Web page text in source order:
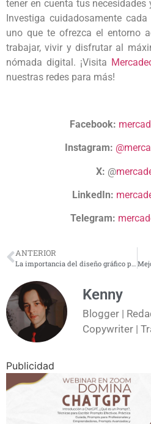
tener en cuenta tus
Investiga cuidadosamente
uno que te ofrezca el entorno
trabajar, vivir y disfrutar al
nómada digital. ¡Visita
nuestras redes para más!
Facebook:
Instagram:
X: @
LinkedIn:
Telegram:
ANTERIOR
Kenny
Blogger |
Copywriter |
Publicidad